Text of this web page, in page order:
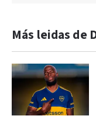
Más leidas de